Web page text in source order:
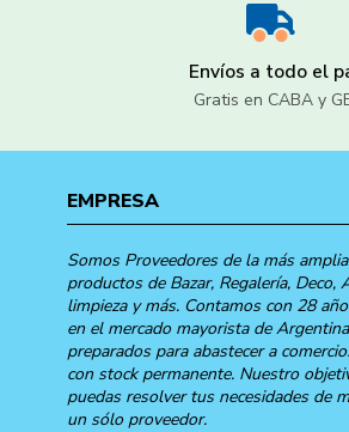
Envíos a todo el
Gratis en CABA y
EMPRESA
Somos Proveedores de la más
productos de Bazar, Regalería, Deco,
limpieza y más. Contamos con 28
en el mercado mayorista de
preparados para abastecer a
con stock permanente. Nuestro
puedas resolver tus necesidades de
un sólo proveedor.